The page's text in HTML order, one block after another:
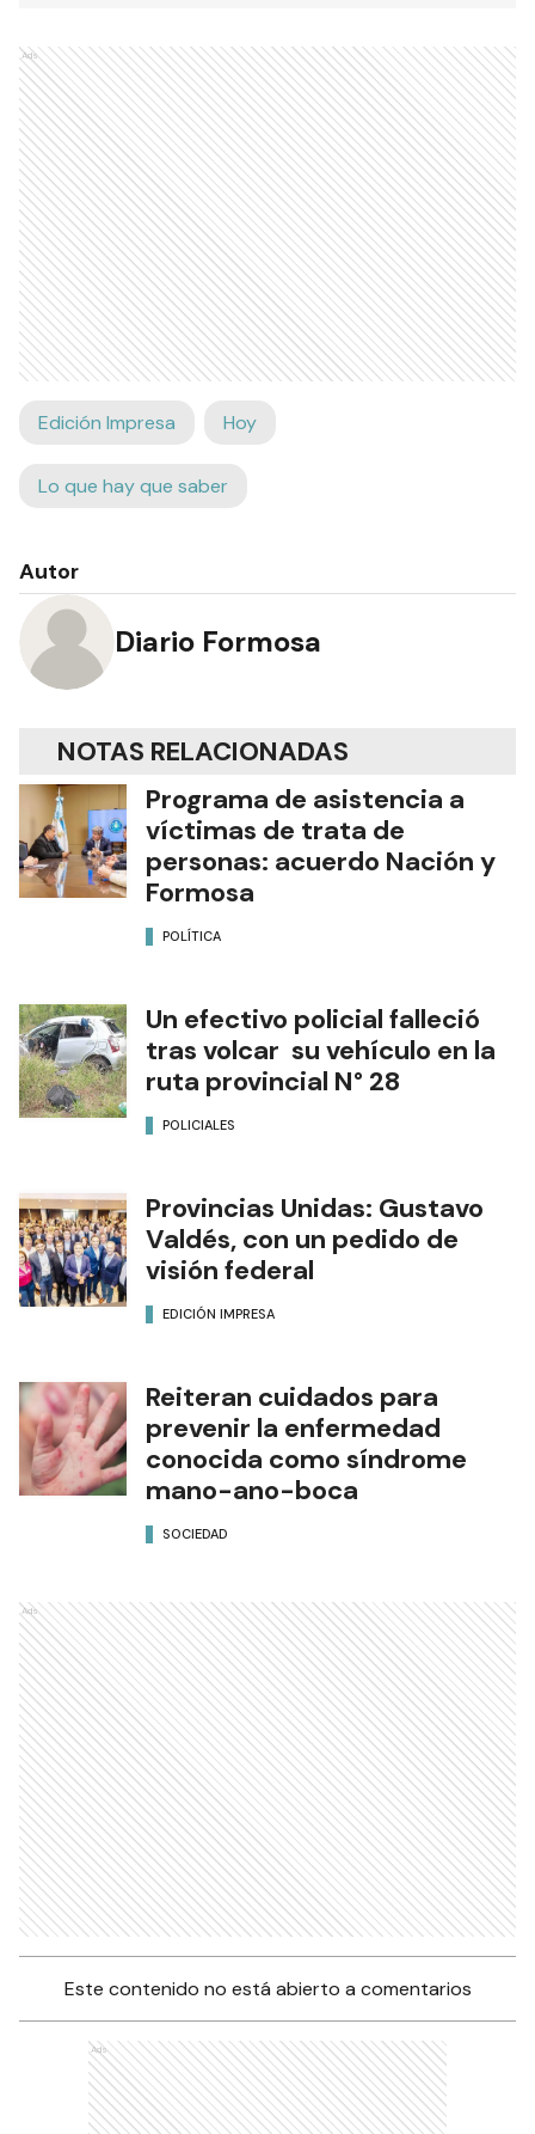
Ads
Edición Impresa Hoy
Lo que hay que saber
Autor
Diario Formosa
NOTAS RELACIONADAS
Programa de asistencia a
víctimas de trata de
personas: acuerdo Nación y
Formosa
POLÍTICA
Un efectivo policial falleció
tras volcar su vehículo en la
ruta provincial N° 28
POLICIALES
Provincias Unidas: Gustavo
Valdés, con un pedido de
visión federal
EDICIÓN IMPRESA
Reiteran cuidados para
prevenir la enfermedad
conocida como síndrome
mano-ano-boca
SOCIEDAD
Ads
Este contenido no está abierto a comentarios
Ads